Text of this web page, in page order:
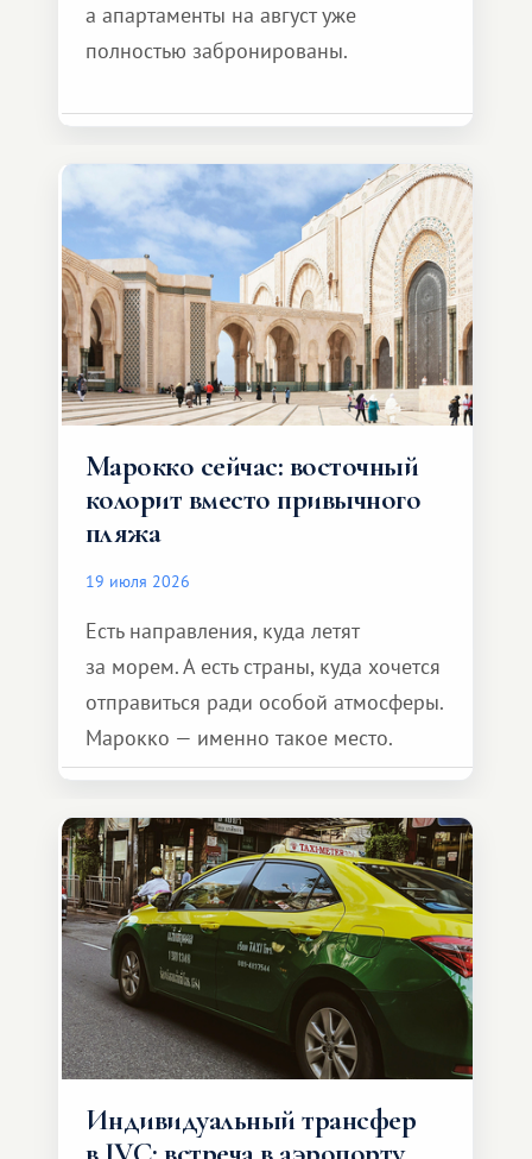
а апартаменты на август уже
полностью забронированы.
Марокко сейчас: восточный
колорит вместо привычного
пляжа
19 июля 2026
Есть направления, куда летят
за морем. А есть страны, куда хочется
отправиться ради особой атмосферы.
Марокко — именно такое место.
Индивидуальный трансфер